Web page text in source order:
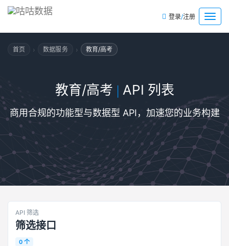
菜
单
登录/注册
首页 › 数据服务 › 教育/高考
教育/高考 | API 列表
商用合规的功能型与数据型 API，加速您的业务构建
API 筛选
筛选接口
0 个